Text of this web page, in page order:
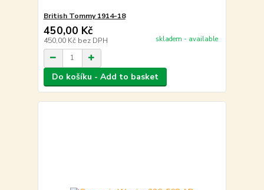
British Tommy 1914-18
450,00 Kč
450,00 Kč bez DPH skladem - available
Do košíku - Add to basket